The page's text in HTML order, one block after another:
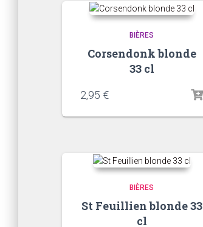
BIÈRES
Corsendonk blonde
33 cl
2,95 €
BIÈRES
St Feuillien blonde 33
cl